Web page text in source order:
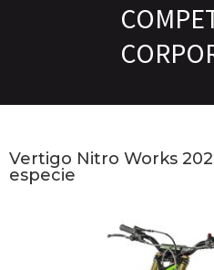
Vertigo Nitro Works
especie